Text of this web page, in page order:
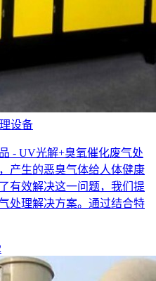
设备
- UV光解+臭氧催化废气处
产生的恶臭气体给人体健康
有效解决这一问题，我们提
处理解决方案。通过结合特